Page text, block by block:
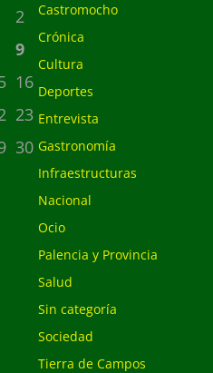
2
9
16
23
30
Castromocho
Crónica
Cultura
Deportes
Entrevista
Gastronomía
Infraestructuras
Nacional
Ocio
Palencia y Provincia
Salud
Sin categoría
Sociedad
Tierra de Campos